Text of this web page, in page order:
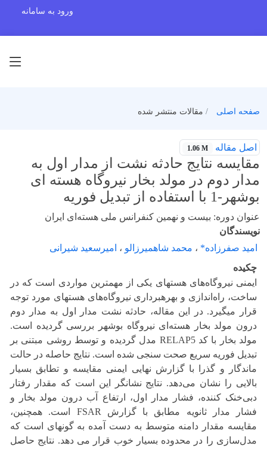
ورود به سامانه
صفحه اصلی مقالات منتشر شده
اصل مقاله 1.06 M
مقایسه نتایج حادثه نشت از مدار اول به
مدار دوم در مولد بخار نیروگاه هسته ای
بوشهر-1 با استفاده از تبدیل فوریه
عنوان دوره: بیست و نهمین کنفرانس ملی هسته‌ای ایران
نویسندگان
امید صفرزاده* ، محمد شاهمیرزالو ، امیرسعید شیرانی
چکیده
ایمنی نیروگاه‌های هستهای یکی از مهمترین مواردی است که در
ساخت، راه‌اندازی و بهرهبرداری نیروگاه‌های هستهای مورد توجه
قرار میگیرد. در این مقاله، حادثه نشت مدار اول به مدار دوم
درون مولد بخار هسته‌ای نیروگاه بوشهر بررسی گردیده است.
مولد بخار با کد RELAP5 مدل گردیده و توسط روشی مبتنی بر
تبدیل فوریه سریع صحت سنجی شده است. نتایج حاصله در حالت
ماندگار و گذرا با گزارش نهایی ایمنی مقایسه و تطابق بسیار
بالایی را نشان می‌دهد. نتایج نشانگر این است که مقدار رفتار
دبی‌خنک کننده، فشار مدار اول، ارتفاع آب درون مولد بخار و
فشار مدار ثانویه مطابق با گزارش FSAR است. همچنین،
مقایسه مقدار دامنه متوسط به دست آمده به گونهای است که
مدل‌سازی را در محدوده بسیار خوب قرار می دهد. نتایج حاصل